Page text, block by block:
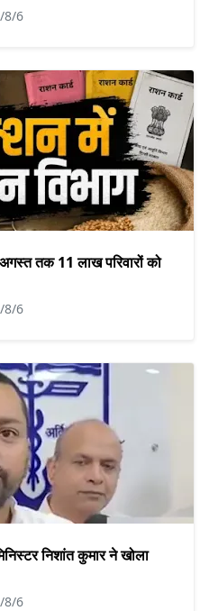
8/6
तक 11 लाख परिवारों को
8/6
निशांत कुमार ने खोला
8/6